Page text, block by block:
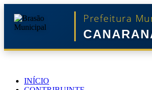
Prefeitura
INÍCIO